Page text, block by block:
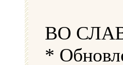
ВО
*